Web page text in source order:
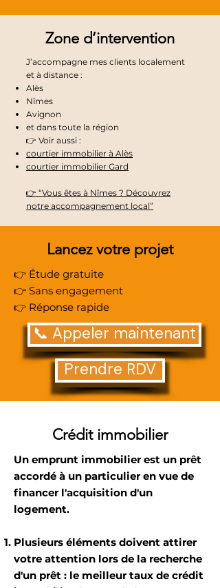
Zone d’intervention
J’accompagne mes clients localement
et à distance :
Alès
Nîmes
Avignon
et dans toute la région
👉 Voir aussi :
courtier immobilier à Alès
courtier immobilier Gard
👉 “Vous êtes à Nîmes ? Découvrez
notre accompagnement local”
Lancez votre projet
👉 Étude gratuite
👉 Sans engagement
👉 Réponse rapide
📞 Appeler maintenant
Prendre RDV
Crédit immobilier
Un emprunt immobilier est un prêt
accordé à un particulier en vue de
financer l'acquisition d'un
logement.
Plusieurs éléments doivent attirer
votre attention lors de la recherche
d'un prêt : le meilleur taux de crédit